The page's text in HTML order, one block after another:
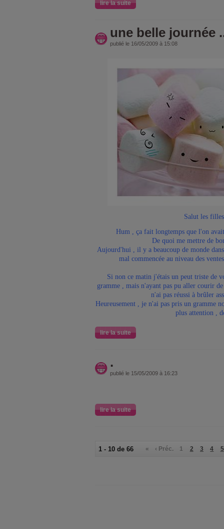
lire la suite
une belle journée
publié le 16/05/2009 à 15:08
Salut les
Hum , ça fait longtemps que l'on
De quoi me mettre de
Aujourd'hui , il y a beaucoup de monde
mal commencée au niveau des
Si non ce matin j'étais un peut triste de
gramme , mais n'ayant pas pu aller courir
n'ai pas réussi à brûler
Heureusement , je n'ai pas pris un gramme
plus attention ,
lire la suite
.
publié le 15/05/2009 à 16:23
lire la suite
1 - 10 de 66 « ‹ Préc. 1 2 3 4 5